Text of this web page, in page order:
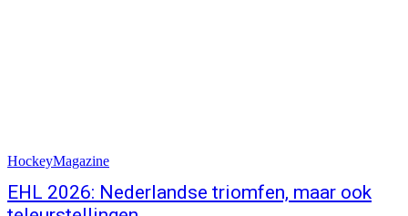
HockeyMagazine
EHL 2026: Nederlandse triomfen, maar ook